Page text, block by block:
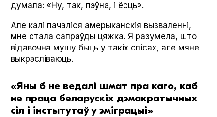
думала: «Ну, так, пэўна, і ёсць».
Але калі пачаліся амерыканскія вызваленні,
мне стала сапраўды цяжка. Я разумела, што
відавочна мушу быць у такіх спісах, але мяне
выкрэсліваюць.
«Яны б не ведалі шмат пра каго, каб
не праца беларускіх дэмакратычных
сіл і інстытутаў у эміграцыі»